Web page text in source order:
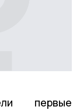
первые